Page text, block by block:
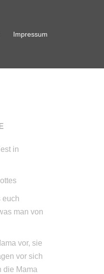
Impressum
in
euch
man von
vor, sie
vor sich
die Mama